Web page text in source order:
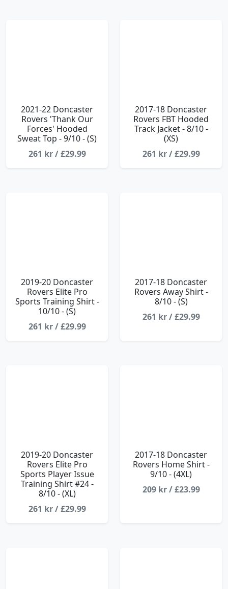
2021-22 Doncaster
Rovers 'Thank Our
Forces' Hooded
Sweat Top - 9/10 - (S)
261 kr / £29.99
2017-18 Doncaster
Rovers FBT Hooded
Track Jacket - 8/10 -
(XS)
261 kr / £29.99
2019-20 Doncaster
Rovers Elite Pro
Sports Training Shirt -
10/10 - (S)
261 kr / £29.99
2017-18 Doncaster
Rovers Away Shirt -
8/10 - (S)
261 kr / £29.99
2019-20 Doncaster
Rovers Elite Pro
Sports Player Issue
Training Shirt #24 -
8/10 - (XL)
261 kr / £29.99
2017-18 Doncaster
Rovers Home Shirt -
9/10 - (4XL)
209 kr / £23.99